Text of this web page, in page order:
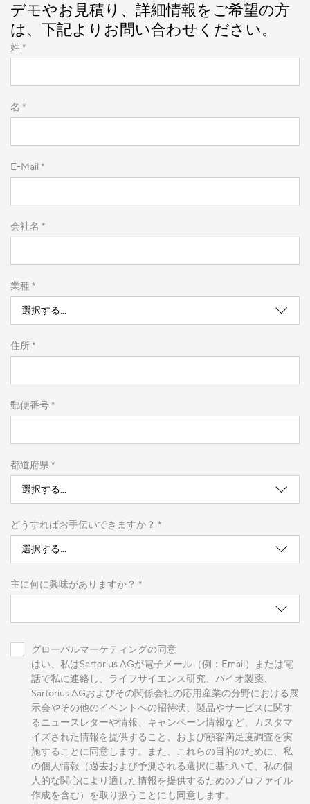
デモやお見積り、詳細情報をご希望の方
は、下記よりお問い合わせください。
姓 *
名 *
E-Mail *
会社名 *
業種 *
住所 *
郵便番号 *
都道府県 *
どうすればお手伝いできますか？ *
主に何に興味がありますか？ *
グローバルマーケティングの同意
はい、私はSartorius AGが電子メール（例：Email）または電
話で私に連絡し、ライフサイエンス研究、バイオ製薬、
Sartorius AGおよびその関係会社の応用産業の分野における展
示会やその他のイベントへの招待状、製品やサービスに関す
るニュースレターや情報、キャンペーン情報など、カスタマ
イズされた情報を提供すること、および顧客満足度調査を実
施することに同意します。また、これらの目的のために、私
の個人情報（過去および予測される選択に基づいて、私の個
人的な関心により適した情報を提供するためのプロファイル
作成を含む）を取り扱うことにも同意します。